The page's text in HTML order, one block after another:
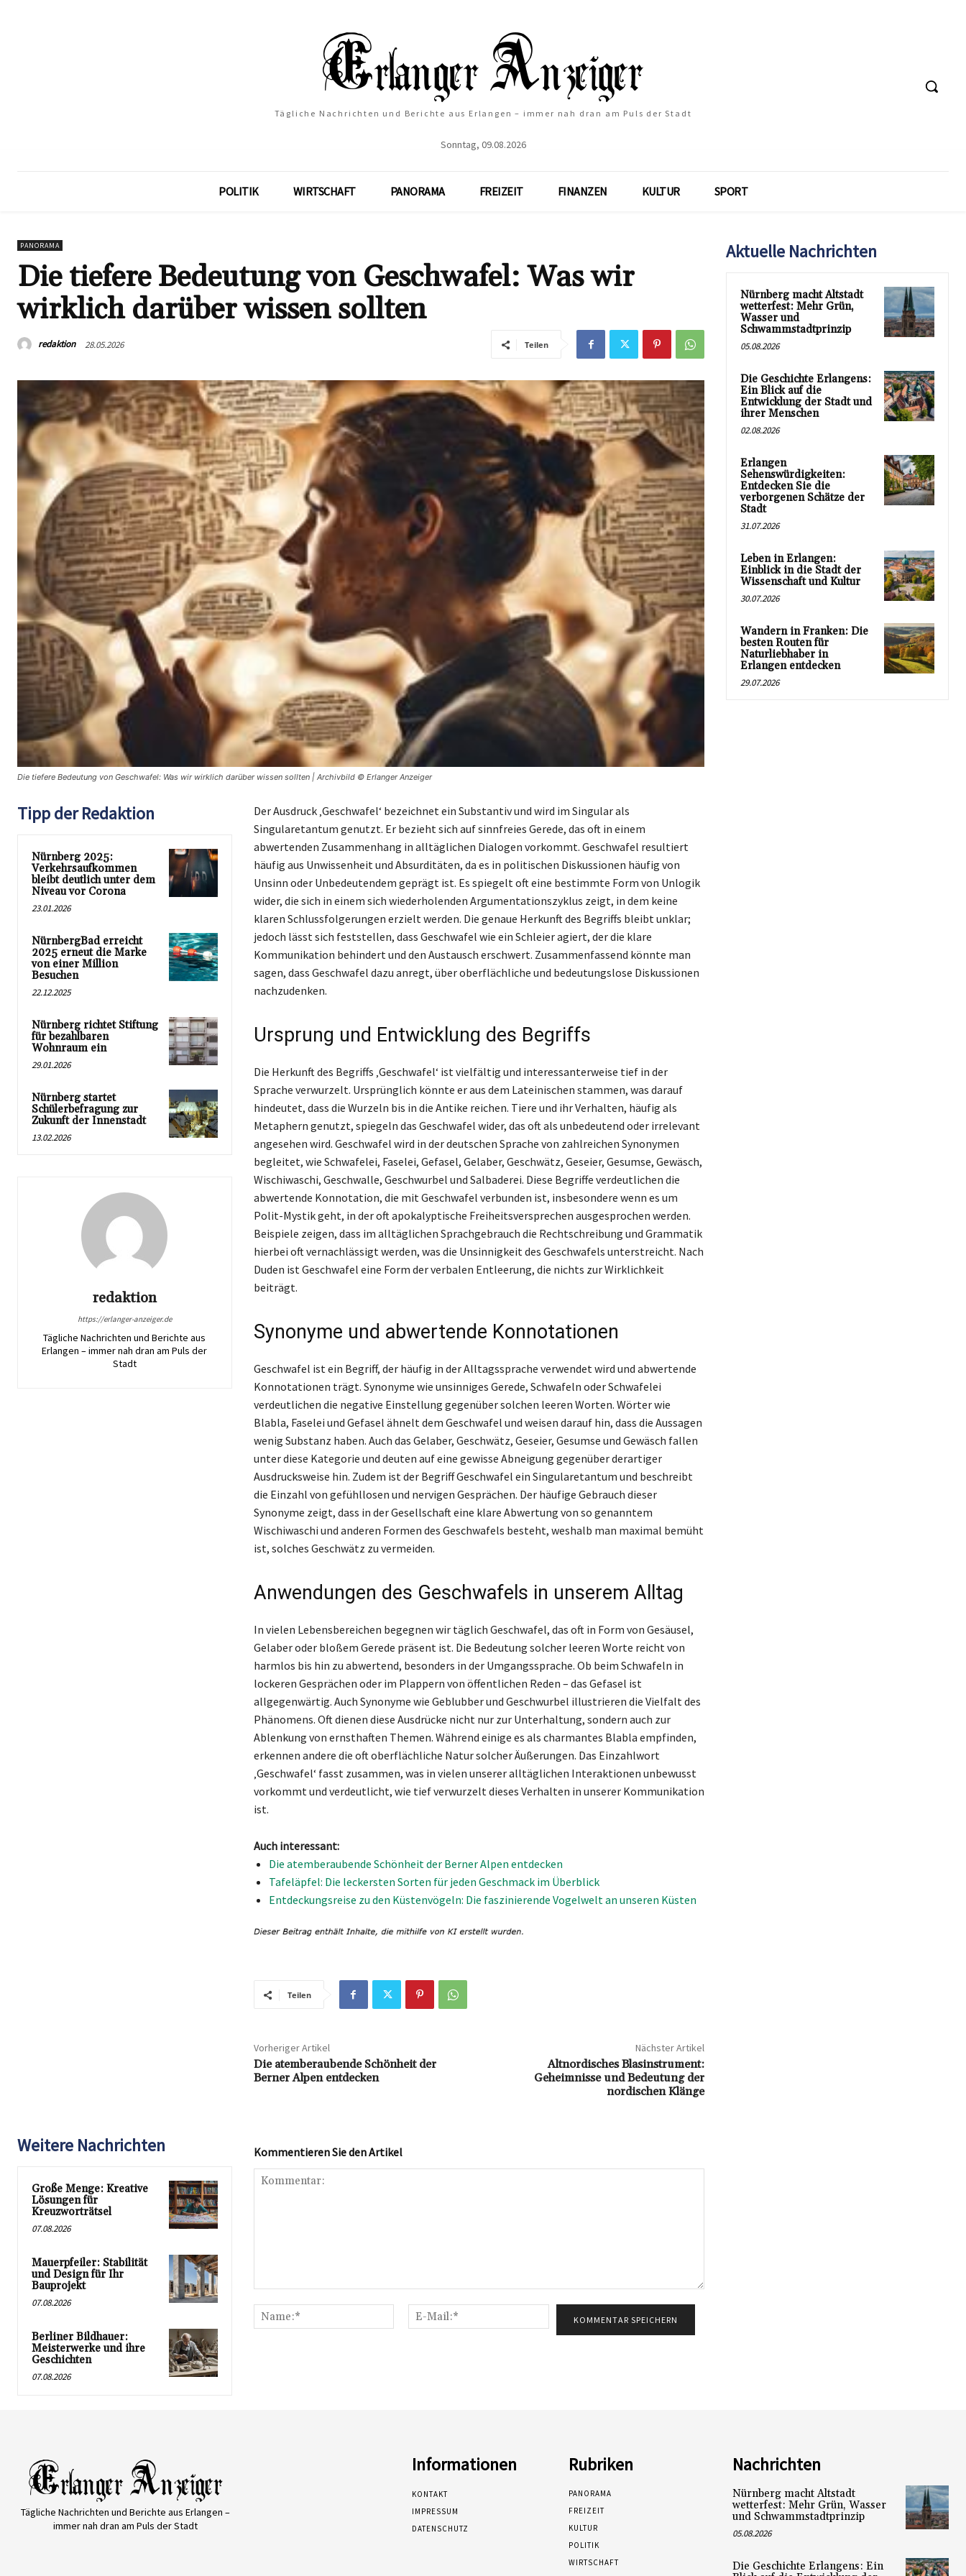
Tägliche Nachrichten und Berichte aus Erlangen – immer nah dran am Puls der Stadt
Sonntag, 09.08.2026
POLITIK WIRTSCHAFT PANORAMA FREIZEIT FINANZEN KULTUR SPORT
PANORAMA
Die tiefere Bedeutung von Geschwafel: Was wir
wirklich darüber wissen sollten
redaktion 28.05.2026 Teilen
Die tiefere Bedeutung von Geschwafel: Was wir wirklich darüber wissen sollten | Archivbild © Erlanger Anzeiger
Tipp der Redaktion
Nürnberg 2025:
Verkehrsaufkommen
bleibt deutlich unter dem
Niveau vor Corona
23.01.2026
NürnbergBad erreicht
2025 erneut die Marke
von einer Million
Besuchen
22.12.2025
Nürnberg richtet Stiftung
für bezahlbaren
Wohnraum ein
29.01.2026
Nürnberg startet
Schülerbefragung zur
Zukunft der Innenstadt
13.02.2026
redaktion
https://erlanger-anzeiger.de
Tägliche Nachrichten und Berichte aus
Erlangen – immer nah dran am Puls der
Stadt
Der Ausdruck ‚Geschwafel‘ bezeichnet ein Substantiv und wird im Singular als
Singularetantum genutzt. Er bezieht sich auf sinnfreies Gerede, das oft in einem
abwertenden Zusammenhang in alltäglichen Dialogen vorkommt. Geschwafel resultiert
häufig aus Unwissenheit und Absurditäten, da es in politischen Diskussionen häufig von
Unsinn oder Unbedeutendem geprägt ist. Es spiegelt oft eine bestimmte Form von Unlogik
wider, die sich in einem sich wiederholenden Argumentationszyklus zeigt, in dem keine
klaren Schlussfolgerungen erzielt werden. Die genaue Herkunft des Begriffs bleibt unklar;
jedoch lässt sich feststellen, dass Geschwafel wie ein Schleier agiert, der die klare
Kommunikation behindert und den Austausch erschwert. Zusammenfassend könnte man
sagen, dass Geschwafel dazu anregt, über oberflächliche und bedeutungslose Diskussionen
nachzudenken.
Ursprung und Entwicklung des Begriffs
Die Herkunft des Begriffs ‚Geschwafel‘ ist vielfältig und interessanterweise tief in der
Sprache verwurzelt. Ursprünglich könnte er aus dem Lateinischen stammen, was darauf
hindeutet, dass die Wurzeln bis in die Antike reichen. Tiere und ihr Verhalten, häufig als
Metaphern genutzt, spiegeln das Geschwafel wider, das oft als unbedeutend oder irrelevant
angesehen wird. Geschwafel wird in der deutschen Sprache von zahlreichen Synonymen
begleitet, wie Schwafelei, Faselei, Gefasel, Gelaber, Geschwätz, Geseier, Gesumse, Gewäsch,
Wischiwaschi, Geschwalle, Geschwurbel und Salbaderei. Diese Begriffe verdeutlichen die
abwertende Konnotation, die mit Geschwafel verbunden ist, insbesondere wenn es um
Polit-Mystik geht, in der oft apokalyptische Freiheitsversprechen ausgesprochen werden.
Beispiele zeigen, dass im alltäglichen Sprachgebrauch die Rechtschreibung und Grammatik
hierbei oft vernachlässigt werden, was die Unsinnigkeit des Geschwafels unterstreicht. Nach
Duden ist Geschwafel eine Form der verbalen Entleerung, die nichts zur Wirklichkeit
beiträgt.
Synonyme und abwertende Konnotationen
Geschwafel ist ein Begriff, der häufig in der Alltagssprache verwendet wird und abwertende
Konnotationen trägt. Synonyme wie unsinniges Gerede, Schwafeln oder Schwafelei
verdeutlichen die negative Einstellung gegenüber solchen leeren Worten. Wörter wie
Blabla, Faselei und Gefasel ähnelt dem Geschwafel und weisen darauf hin, dass die Aussagen
wenig Substanz haben. Auch das Gelaber, Geschwätz, Geseier, Gesumse und Gewäsch fallen
unter diese Kategorie und deuten auf eine gewisse Abneigung gegenüber derartiger
Ausdrucksweise hin. Zudem ist der Begriff Geschwafel ein Singularetantum und beschreibt
die Einzahl von gefühllosen und nervigen Gesprächen. Der häufige Gebrauch dieser
Synonyme zeigt, dass in der Gesellschaft eine klare Abwertung von so genanntem
Wischiwaschi und anderen Formen des Geschwafels besteht, weshalb man maximal bemüht
ist, solches Geschwätz zu vermeiden.
Anwendungen des Geschwafels in unserem Alltag
In vielen Lebensbereichen begegnen wir täglich Geschwafel, das oft in Form von Gesäusel,
Gelaber oder bloßem Gerede präsent ist. Die Bedeutung solcher leeren Worte reicht von
harmlos bis hin zu abwertend, besonders in der Umgangssprache. Ob beim Schwafeln in
lockeren Gesprächen oder im Plappern von öffentlichen Reden – das Gefasel ist
allgegenwärtig. Auch Synonyme wie Geblubber und Geschwurbel illustrieren die Vielfalt des
Phänomens. Oft dienen diese Ausdrücke nicht nur zur Unterhaltung, sondern auch zur
Ablenkung von ernsthaften Themen. Während einige es als charmantes Blabla empfinden,
erkennen andere die oft oberflächliche Natur solcher Äußerungen. Das Einzahlwort
‚Geschwafel‘ fasst zusammen, was in vielen unserer alltäglichen Interaktionen unbewusst
vorkommt und verdeutlicht, wie tief verwurzelt dieses Verhalten in unserer Kommunikation
ist.
Auch interessant:
Die atemberaubende Schönheit der Berner Alpen entdecken
Tafeläpfel: Die leckersten Sorten für jeden Geschmack im Überblick
Entdeckungsreise zu den Küstenvögeln: Die faszinierende Vogelwelt an unseren Küsten
Teilen
Vorheriger Artikel
Die atemberaubende Schönheit der
Berner Alpen entdecken
Nächster Artikel
Altnordisches Blasinstrument:
Geheimnisse und Bedeutung der
nordischen Klänge
Weitere Nachrichten
Große Menge: Kreative
Lösungen für
Kreuzworträtsel
07.08.2026
Mauerpfeiler: Stabilität
und Design für Ihr
Bauprojekt
07.08.2026
Berliner Bildhauer:
Meisterwerke und ihre
Geschichten
07.08.2026
Kommentieren Sie den Artikel
Name:*
Mail:*
Aktuelle Nachrichten
Nürnberg macht Altstadt
wetterfest: Mehr Grün,
Wasser und
Schwammstadtprinzip
05.08.2026
Die Geschichte Erlangens:
Ein Blick auf die
Entwicklung der Stadt und
ihrer Menschen
02.08.2026
Erlangen
Sehenswürdigkeiten:
Entdecken Sie die
verborgenen Schätze der
Stadt
31.07.2026
Leben in Erlangen:
Einblick in die Stadt der
Wissenschaft und Kultur
30.07.2026
Wandern in Franken: Die
besten Routen für
Naturliebhaber in
Erlangen entdecken
29.07.2026
Tägliche Nachrichten und Berichte aus Erlangen –
immer nah dran am Puls der Stadt
Informationen
KONTAKT
IMPRESSUM
DATENSCHUTZ
Rubriken
PANORAMA
FREIZEIT
KULTUR
POLITIK
WIRTSCHAFT
Nachrichten
Nürnberg macht Altstadt
wetterfest: Mehr Grün, Wasser
und Schwammstadtprinzip
05.08.2026
Die Geschichte Erlangens: Ein